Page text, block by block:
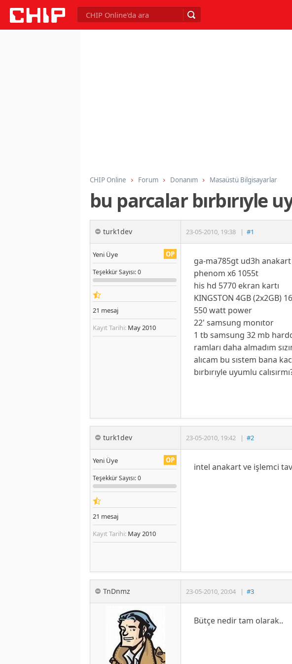
CHIP Online Forum Donanım Masaüstü Bilgisayarlar
bu parcalar bırbırıyle
turk1dev 23-05-2010, 19:38 | #1
OP
Yeni Üye
TeşekkürSayısı: 0
21 mesaj
Kayıt Tarihi: May 2010
ga-ma785gt ud3h anakart
phenom x6 1055t
his hd 5770 ekran kartı
KINGSTON 4GB (2x2GB)
550 watt power
22' samsung monıtor
1 tb samsung 32 mb
ramları daha almadım
alıcam bu sıstem bana
bırbırıyle uyumlu
turk1dev 23-05-2010, 19:42 | #2
OP
Yeni Üye
TeşekkürSayısı: 0
21 mesaj
Kayıt Tarihi: May 2010
intel anakart ve işlemci
TnDnmz 23-05-2010,20:04 | #3
Bütçe nedir tam olarak..